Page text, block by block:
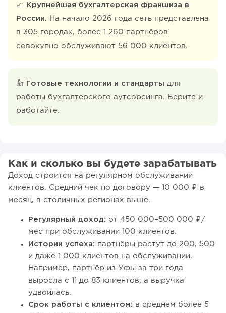
📈 Крупнейшая бухгалтерская франшиза в
России. На начало 2026 года сеть представлена
в 305 городах, более 1 260 партнёров
совокупно обслуживают 56 000 клиентов.
👍 Готовые технологии и стандарты для
работы бухгалтерского аутсорсинга. Берите и
работайте.
Как и сколько вы будете зарабатывать
Доход строится на регулярном обслуживании
клиентов. Средний чек по договору — 10 000 ₽ в
месяц, в столичных регионах выше.
Регулярный доход: от 450 000–500 000 ₽/
мес при обслуживании 100 клиентов.
Истории успеха: партнёры растут до 200, 500
и даже 1 000 клиентов на обслуживании.
Например, партнёр из Уфы за три года
выросла с 11 до 83 клиентов, а выручка
удвоилась.
Срок работы с клиентом: в среднем более 5